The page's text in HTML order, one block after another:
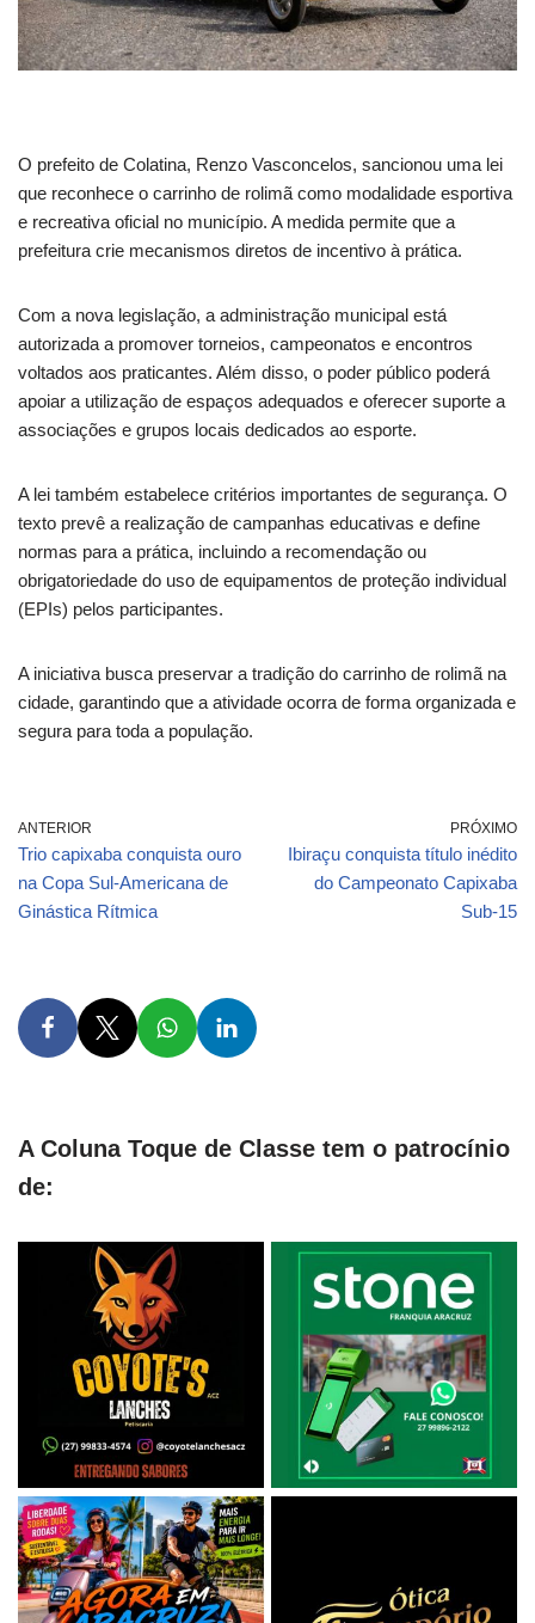
O prefeito de Colatina, Renzo Vasconcelos, sancionou uma lei
que reconhece o carrinho de rolimã como modalidade esportiva
e recreativa oficial no município. A medida permite que a
prefeitura crie mecanismos diretos de incentivo à prática.
Com a nova legislação, a administração municipal está
autorizada a promover torneios, campeonatos e encontros
voltados aos praticantes. Além disso, o poder público poderá
apoiar a utilização de espaços adequados e oferecer suporte a
associações e grupos locais dedicados ao esporte.
A lei também estabelece critérios importantes de segurança. O
texto prevê a realização de campanhas educativas e define
normas para a prática, incluindo a recomendação ou
obrigatoriedade do uso de equipamentos de proteção individual
(EPIs) pelos participantes.
A iniciativa busca preservar a tradição do carrinho de rolimã na
cidade, garantindo que a atividade ocorra de forma organizada e
segura para toda a população.
ANTERIOR
Trio capixaba conquista ouro
na Copa Sul-Americana de
Ginástica Rítmica
PRÓXIMO
Ibiraçu conquista título inédito
do Campeonato Capixaba
Sub-15
A Coluna Toque de Classe tem o patrocínio
de: